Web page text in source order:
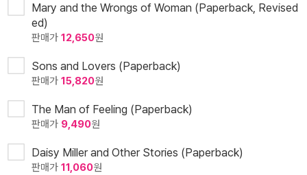
Mary and the Wrongs of Woman (Paperback, Revised
ed)
판매가 12,650원
Sons and Lovers (Paperback)
판매가 15,820원
The Man of Feeling (Paperback)
판매가 9,490원
Daisy Miller and Other Stories (Paperback)
판매가 11,060원